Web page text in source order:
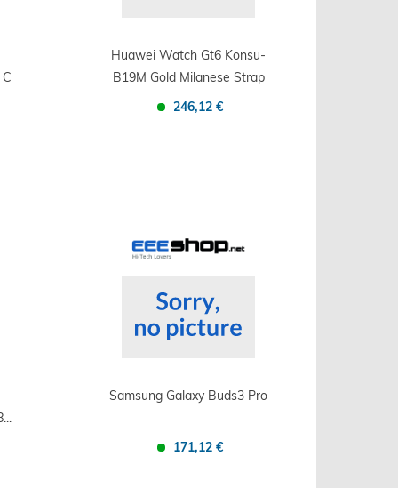
Huawei Watch Gt6 Konsu-
B19M Gold Milanese Strap
246,12 €
Samsung Galaxy Buds3 Pro
171,12 €